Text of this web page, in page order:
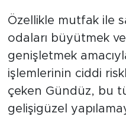
Özellikle mutfak ile
odaları büyütmek
genişletmek
işlemlerinin ciddi
çeken Gündüz, bu
gelişigüzel